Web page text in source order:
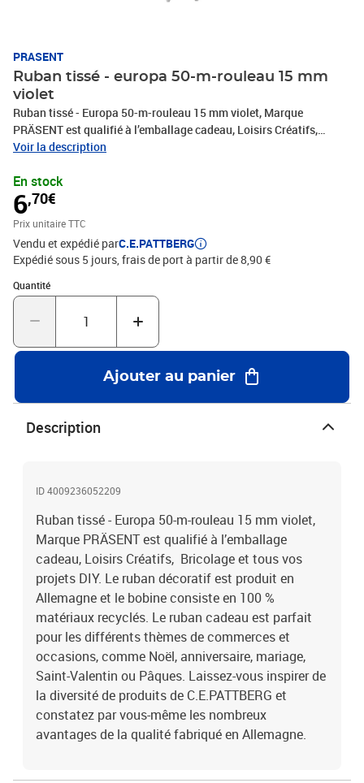
PRASENT
Ruban tissé - europa 50-m-rouleau 15 mm
violet
Ruban tissé - Europa 50-m-rouleau 15 mm violet, Marque
PRÄSENT est qualifié à l’emballage cadeau, Loisirs Créatifs,
Bricolage et tous vos projets DIY. Le ruban décoratif est produit en
ruban cadeau est parfait pour les différents thèmes de commerces
et occasions, comme Noël, anniversaire, mariage, Saint-Valentin
ou Pâques. Laissez-vous inspirer de la diversité de produits de
C.E.PATTBERG et constatez par vous-même les nombreux
avantages de la qualité fabriqué en Allemagne.
Voir la description
En stock
6,70€
Prix unitaire TTC
Vendu et expédié parC.E.PATTBERG
Expédié sous 5 jours, frais de port à partir de 8,90 €
Quantité
Quantité : 1
Ajouter au panier
Description
ID 4009236052209
Ruban tissé - Europa 50-m-rouleau 15 mm violet,
Marque PRÄSENT est qualifié à l’emballage
cadeau, Loisirs Créatifs, Bricolage et tous vos
projets DIY. Le ruban décoratif est produit en
Allemagne et le bobine consiste en 100 %
matériaux recyclés. Le ruban cadeau est parfait
pour les différents thèmes de commerces et
occasions, comme Noël, anniversaire, mariage,
Saint-Valentin ou Pâques. Laissez-vous inspirer de
la diversité de produits de C.E.PATTBERG et
constatez par vous-même les nombreux
avantages de la qualité fabriqué en Allemagne.